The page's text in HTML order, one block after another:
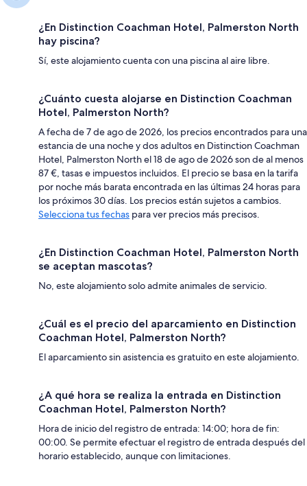
¿En Distinction Coachman Hotel, Palmerston North
hay piscina?
Sí, este alojamiento cuenta con una piscina al aire libre.
¿Cuánto cuesta alojarse en Distinction Coachman
Hotel, Palmerston North?
A fecha de 7 de ago de 2026, los precios encontrados para una
estancia de una noche y dos adultos en Distinction Coachman
Hotel, Palmerston North el 18 de ago de 2026 son de al menos
87 €, tasas e impuestos incluidos. El precio se basa en la tarifa
por noche más barata encontrada en las últimas 24 horas para
los próximos 30 días. Los precios están sujetos a cambios.
Selecciona tus fechas para ver precios más precisos.
¿En Distinction Coachman Hotel, Palmerston North
se aceptan mascotas?
No, este alojamiento solo admite animales de servicio.
¿Cuál es el precio del aparcamiento en Distinction
Coachman Hotel, Palmerston North?
El aparcamiento sin asistencia es gratuito en este alojamiento.
¿A qué hora se realiza la entrada en Distinction
Coachman Hotel, Palmerston North?
Hora de inicio del registro de entrada: 14:00; hora de fin:
00:00. Se permite efectuar el registro de entrada después del
horario establecido, aunque con limitaciones.